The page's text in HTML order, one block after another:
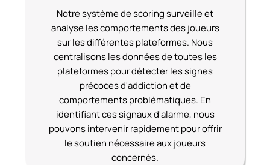
Notre système de scoring surveille et
analyse les comportements des joueurs
sur les différentes plateformes. Nous
centralisons les données de toutes les
plateformes pour détecter les signes
précoces d'addiction et de
comportements problématiques. En
identifiant ces signaux d'alarme, nous
pouvons intervenir rapidement pour offrir
le soutien nécessaire aux joueurs
concernés.